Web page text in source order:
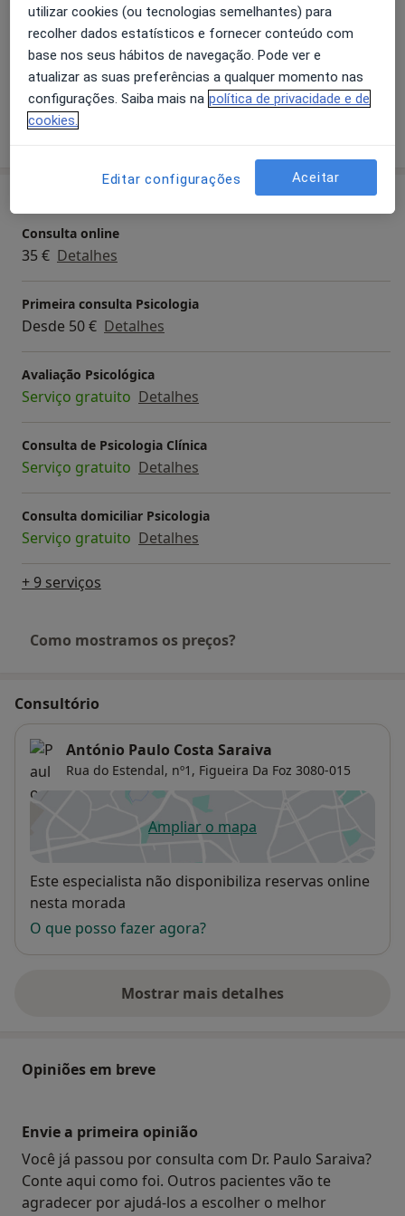
Principais doenças tratadas
Agorafobia Alcoolismo
Alucinações
Ansiedade Da Separação
Ataque de pânico +25
Consulta online
35 € Detalhes
Primeira consulta Psicologia
Desde 50 € Detalhes
Avaliação Psicológica
Serviço gratuito Detalhes
Consulta de Psicologia Clínica
Serviço gratuito Detalhes
Consulta domiciliar Psicologia
Serviço gratuito Detalhes
+ 9 serviços
Como mostramos os preços?
Consultório
António Paulo Costa Saraiva
Rua do Estendal, nº1, Figueira Da Foz 3080-015
Ampliar o mapaabre num novo separador
Disponibilidade
Este especialista não disponibiliza reservas online
nesta morada
O que posso fazer agora?
Mostrar mais detalhes
sobre o endereço
Opiniões em breve
Envie a primeira opinião
Você já passou por consulta com Dr. Paulo Saraiva?
Conte aqui como foi. Outros pacientes vão te
agradecer por ajudá-los a escolher o melhor
utilizar cookies (ou tecnologias semelhantes) para
recolher dados estatísticos e fornecer conteúdo com
base nos seus hábitos de navegação. Pode ver e
atualizar as suas preferências a qualquer momento nas
configurações. Saiba mais na política de privacidade e de
cookies.
Editar configurações Aceitar